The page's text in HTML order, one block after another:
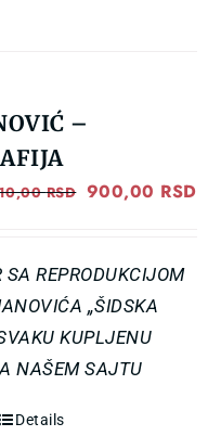
–
RSD Original
1.210,00 RSD.
900,00 RSD
SA REPRODUKCIJOM
„ŠIDSKA
KUPLJENU
NAŠEM SAJTU
Details